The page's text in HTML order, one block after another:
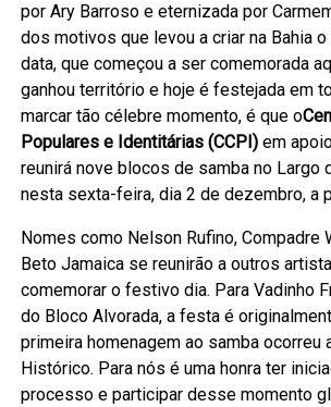
por Ary Barroso e eternizada por
dos motivos que levou a criar na Bahia o
data, que começou a ser comemorada
ganhou território e hoje é festejada em
marcar tão célebre momento, é que o
Populares e Identitárias (CCPI)em
reunirá nove blocos de samba no Largo
nesta sexta-feira, dia 2 de dezembro, a
Nomes como Nelson Rufino, Compadre
Beto Jamaica se reunirão a outros
comemorar o festivo dia. Para Vadinho
do Bloco Alvorada, a festa é
primeira homenagem ao samba ocorreu
Histórico. Para nós é uma honra ter
processo e participar desse momento